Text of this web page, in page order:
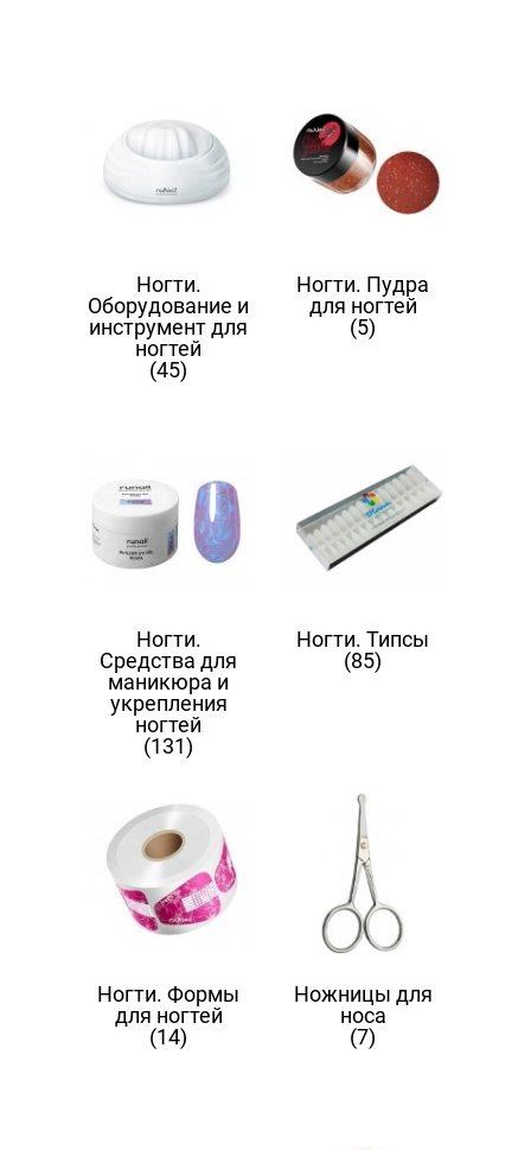
Ногти.
Оборудование и
инструмент для
ногтей
(45)
Ногти. Пудра
для ногтей
(5)
Ногти.
Средства для
маникюра и
укрепления
ногтей
(131)
Ногти. Типсы
(85)
Ногти. Формы
для ногтей
(14)
Ножницы для
носа
(7)